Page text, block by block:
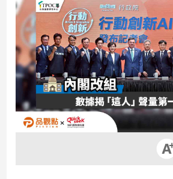
股
市
房
地
產
品
觀